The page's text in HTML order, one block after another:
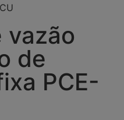
vazão
de
PCE-